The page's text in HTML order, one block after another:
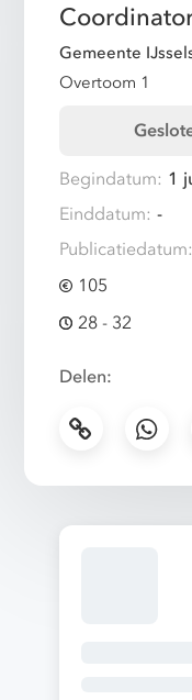
Gemeente
Overtoom 1
Begindatum: 1
Einddatum: -
Publicatiedatum:
105
28 - 32
Delen: